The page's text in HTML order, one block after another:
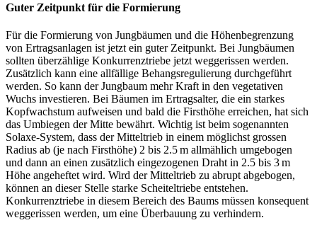
Guter Zeitpunkt für die Formierung
Für die Formierung von Jungbäumen und die Höhenbegrenzung
von Ertragsanlagen ist jetzt ein guter Zeitpunkt. Bei Jungbäumen
sollten überzählige Konkurrenztriebe jetzt weggerissen werden.
Zusätzlich kann eine allfällige Behangsregulierung durchgeführt
werden. So kann der Jungbaum mehr Kraft in den vegetativen
Wuchs investieren. Bei Bäumen im Ertragsalter, die ein starkes
Kopfwachstum aufweisen und bald die Firsthöhe erreichen, hat sich
das Umbiegen der Mitte bewährt. Wichtig ist beim sogenannten
Solaxe-System, dass der Mitteltrieb in einem möglichst grossen
Radius ab (je nach Firsthöhe) 2 bis 2.5 m allmählich umgebogen
und dann an einen zusätzlich eingezogenen Draht in 2.5 bis 3 m
Höhe angeheftet wird. Wird der Mitteltrieb zu abrupt abgebogen,
können an dieser Stelle starke Scheiteltriebe entstehen.
Konkurrenztriebe in diesem Bereich des Baums müssen konsequent
weggerissen werden, um eine Überbauung zu verhindern.